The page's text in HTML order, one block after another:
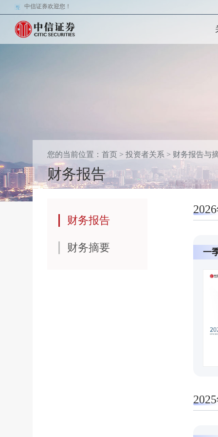
中信证券欢迎您！
您的当前位置：首页 >投资者关系 > 财务报告与
财务报告
财务报告
财务摘要 一